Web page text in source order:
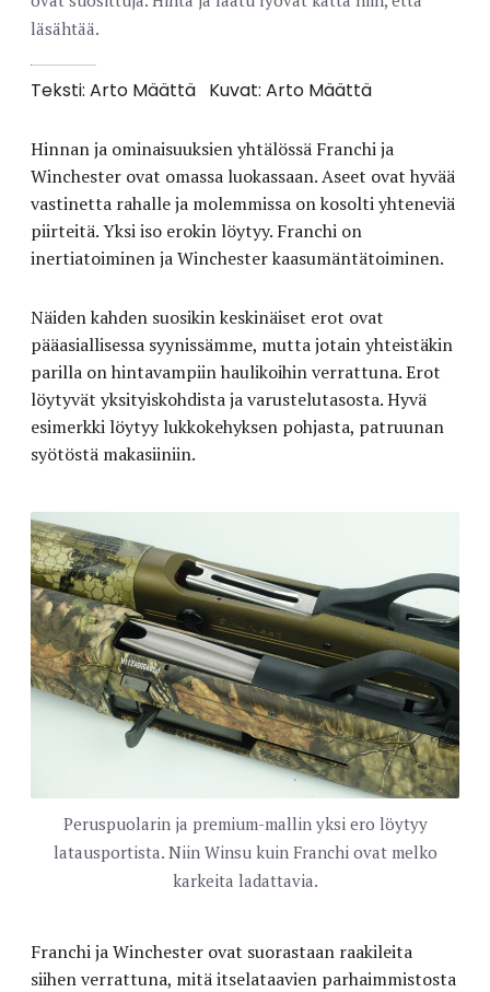
läsähtää.
Teksti: Arto Määttä Kuvat: Arto Määttä
Hinnan ja ominaisuuksien yhtälössä Franchi ja
Winchester ovat omassa luokassaan. Aseet ovat hyvää
vastinetta rahalle ja molemmissa on kosolti yhteneviä
piirteitä. Yksi iso erokin löytyy. Franchi on
inertiatoiminen ja Winchester kaasumäntätoiminen.
Näiden kahden suosikin keskinäiset erot ovat
pääasiallisessa syynissämme, mutta jotain yhteistäkin
parilla on hintavampiin haulikoihin verrattuna. Erot
löytyvät yksityiskohdista ja varustelutasosta. Hyvä
esimerkki löytyy lukkokehyksen pohjasta, patruunan
syötöstä makasiiniin.
Peruspuolarin ja premium-mallin yksi ero löytyy
latausportista. Niin Winsu kuin Franchi ovat melko
karkeita ladattavia.
Franchi ja Winchester ovat suorastaan raakileita
siihen verrattuna, mitä itselataavien parhaimmistosta